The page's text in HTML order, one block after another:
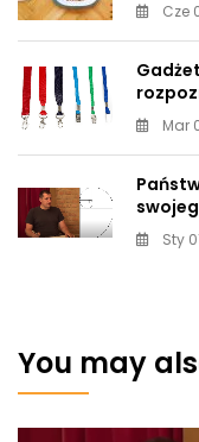
Cze
Mar
Sty
You may